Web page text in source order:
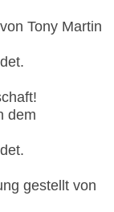
Tony Martin
dem
gestellt von